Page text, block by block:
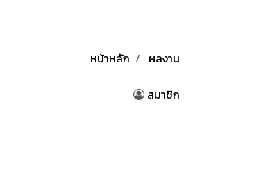
หน้าหลัก ผลงาน
สมาชิก